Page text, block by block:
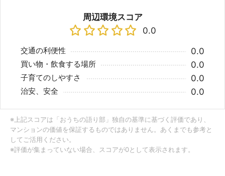
周辺環境スコア
0.0
交通の利便性 0.0
買い物・飲食する場所 0.0
子育てのしやすさ 0.0
治安、安全 0.0
※上記スコアは「おうちの語り部」独自の基準に基づく評価であり、
マンションの価値を保証するものではありません。あくまでも参考と
してご活用ください。
※評価が集まっていない場合、スコアが0として表示されます。